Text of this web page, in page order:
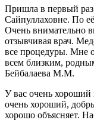
Пришла в первый
Сайпуллаховне. По
Очень внимательно
отзывчивая врач.
все процедуры. Мне
всем близким,
Бейбалаева М.М.
У вас очень хороший
очень хороший,
хорошо объясняет.